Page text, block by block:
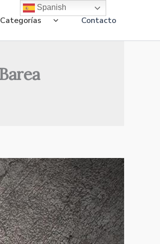
Categorías Contacto
Spanish